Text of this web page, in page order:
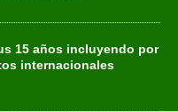
15 años incluyendo por
internacionales